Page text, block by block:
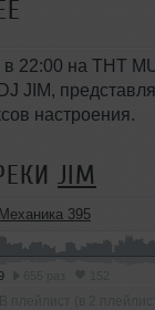
22:00 на THT
JIM,
настроения.
JIM
395